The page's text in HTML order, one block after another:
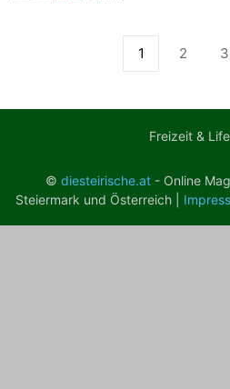
1 2 3
Freizeit &
© diesteirische.at- Online
Steiermark und Österreich |